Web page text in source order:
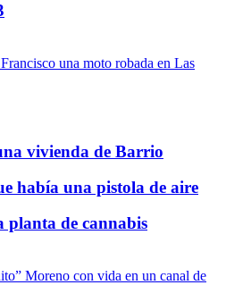
vivienda de Barrio
había una pistola de aire
de cannabis